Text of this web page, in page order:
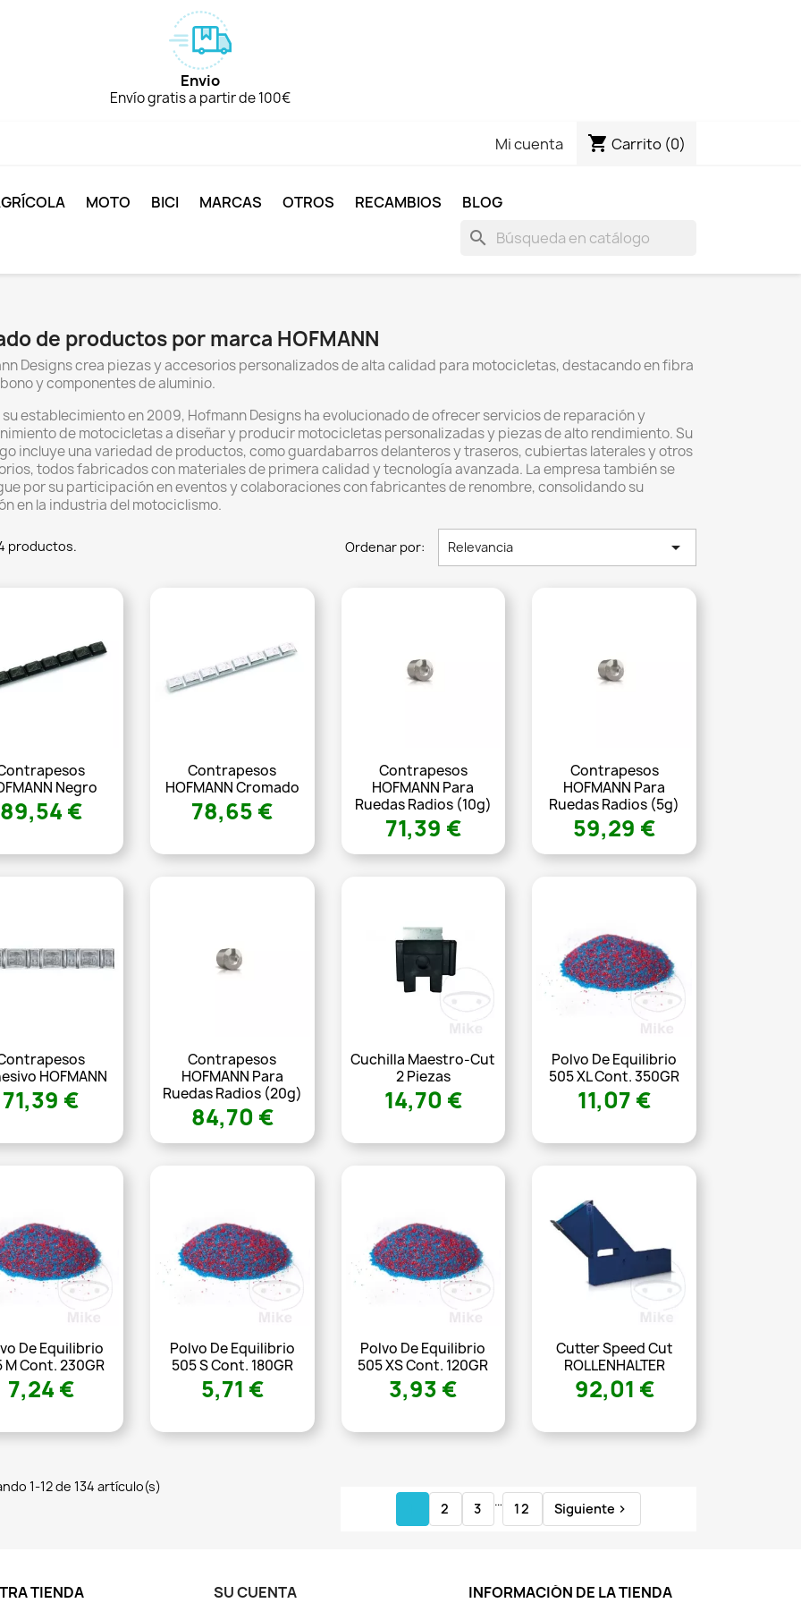
Envio
Envío gratis a partir de 100€
Mi cuenta shopping_cart Carrito (0)
MOTO BICI MARCAS OTROS RECAMBIOS BLOG
search
de productos por marca HOFMANN
Designs crea piezas y accesorios personalizados de alta calidad para motocicletas, destacando en fibra
y componentes de aluminio.
su establecimiento en 2009, Hofmann Designs ha evolucionado de ofrecer servicios de reparación y
de motocicletas a diseñar y producir motocicletas personalizadas y piezas de alto rendimiento.Su
incluye una variedad de productos, como guardabarros delanteros y traseros, cubiertas laterales y otros
todos fabricados con materiales de primera calidad y tecnología avanzada. La empresa también se
por su participación en eventos y colaboraciones con fabricantes de renombre, consolidando su
en la industria del motociclismo.
productos. Ordenar por: Relevancia 
Negro
89,54 €
Contrapesos
HOFMANN Cromado
78,65 €
Contrapesos
HOFMANN Para
Ruedas Radios (10g)
71,39 €
Contrapesos
HOFMANN Para
Ruedas Radios (5g)
59,29 €
HOFMANN
71,39 €
Contrapesos
HOFMANN Para
Ruedas Radios (20g)
84,70 €
Cuchilla Maestro-Cut
2 Piezas
14,70 €
Polvo De Equilibrio
505 XL Cont. 350GR
11,07 €
De Equilibrio
M Cont. 230GR
7,24 €
Polvo De Equilibrio
505 S Cont. 180GR
5,71 €
Polvo De Equilibrio
505 XS Cont. 120GR
3,93 €
Cutter Speed Cut
ROLLENHALTER
92,01 €
1-12 de 134 artículo(s)
2 3 … 12 Siguiente 
TIENDA SU CUENTA INFORMACIÓN DE LA TIENDA